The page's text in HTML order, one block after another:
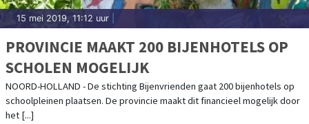
15 mei 2019, 11:12 uur
PROVINCIE MAAKT 200 BIJENHOTELS OP
SCHOLEN MOGELIJK
NOORD-HOLLAND - De stichting Bijenvrienden gaat 200 bijenhotels op
schoolpleinen plaatsen. De provincie maakt dit financieel mogelijk door
het [...]